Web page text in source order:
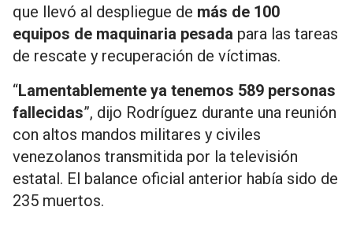
que llevó al despliegue de más de 100
equipos de maquinaria pesada para las tareas
de rescate y recuperación de víctimas.
“Lamentablemente ya tenemos 589 personas
fallecidas”, dijo Rodríguez durante una reunión
con altos mandos militares y civiles
venezolanos transmitida por la televisión
estatal. El balance oficial anterior había sido de
235 muertos.